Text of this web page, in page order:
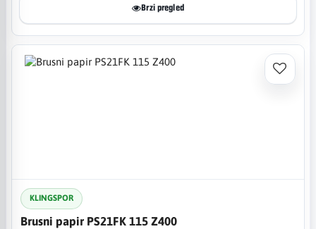
Brzi pregled
KLINGSPOR
Brusni papir PS21FK 115 Z400